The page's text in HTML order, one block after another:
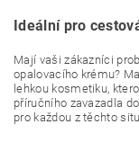
Ideální pro
Mají vaši zákazníci
opalovacího krému?
lehkou kosmetiku,
příručního zavazadla
pro každou z těchto